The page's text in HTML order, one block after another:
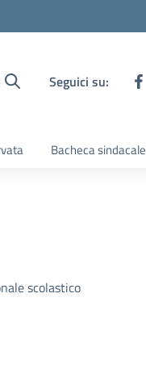
Seguici su:
Bacheca sindacale
scolastico